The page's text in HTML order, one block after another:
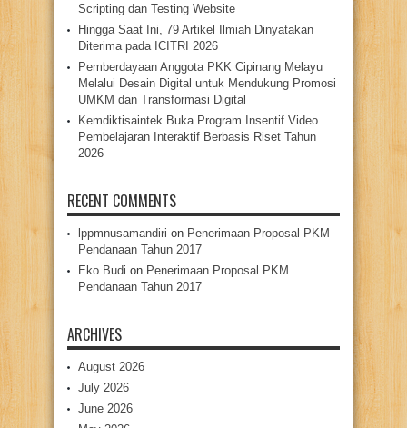
Scripting dan Testing Website
Hingga Saat Ini, 79 Artikel Ilmiah Dinyatakan
Diterima pada ICITRI 2026
Pemberdayaan Anggota PKK Cipinang Melayu
Melalui Desain Digital untuk Mendukung Promosi
UMKM dan Transformasi Digital
Kemdiktisaintek Buka Program Insentif Video
Pembelajaran Interaktif Berbasis Riset Tahun
2026
RECENT COMMENTS
lppmnusamandiri on Penerimaan Proposal PKM
Pendanaan Tahun 2017
Eko Budi on Penerimaan Proposal PKM
Pendanaan Tahun 2017
ARCHIVES
August 2026
July 2026
June 2026